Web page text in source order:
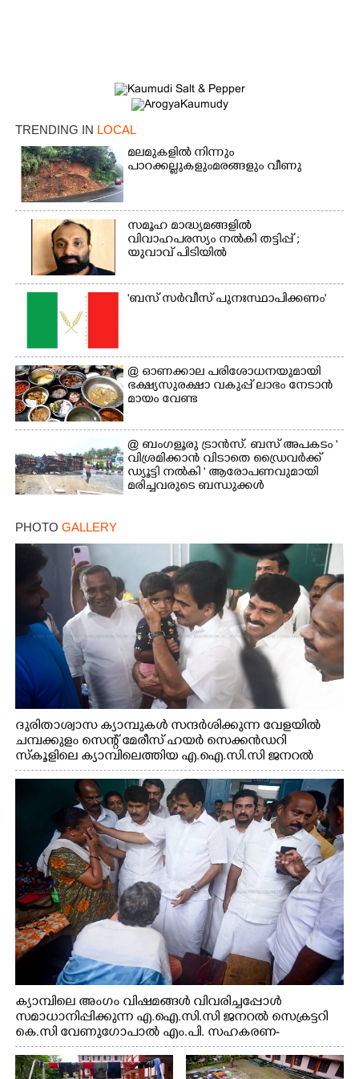
TRENDING IN LOCAL
മലമുകളിൽ നിന്നും
പാറക്കല്ലുകളുംമരങ്ങളും വീണു
സമൂഹ മാദ്ധ്യമങ്ങളിൽ
വിവാഹപരസ്യം നൽകി തട്ടിപ്പ് ;
യുവാവ് പിടിയിൽ
'ബസ് സർവീസ് പുനഃസ്ഥാപിക്കണം'
@​​​​​​​ ഓണക്കാല പരിശോധനയുമായി
ഭക്ഷ്യസുരക്ഷാ വകുപ്പ് ലാഭം നേടാൻ
മായം വേണ്ട
@ ബംഗളൂരു ട്രാൻസ്. ബസ് അപകടം '
വി​ശ്ര​മിക്കാൻ വിടാതെ ഡ്രൈ​വ​ർ​ക്ക്
ഡ്യൂട്ടി നൽകി ' ആരോപണവുമായി
മരിച്ചവരുടെ ബന്ധുക്കൾ
PHOTO GALLERY
ദുരിതാശ്വാസ ക്യാമ്പുകൾ സന്ദർശിക്കുന്ന വേളയിൽ
ചമ്പക്കുളം സെന്റ് മേരീസ് ഹയർ സെക്കൻഡറി
സ്കൂളിലെ ക്യാമ്പിലെത്തിയ എ.ഐ.സി.സി ജനറൽ
സെക്രട്ടറി കെ.സി വേണുഗോപാൽ എം.പി കുരുന്നിനെ
എടുത്ത് ലാളിച്ചപ്പോൾ. സഹകരണ-എക്സൈസ്
വകുപ്പ് മന്ത്രി എം. ലിജു, കൃഷിവകുപ്പ് മന്ത്രി ടി. സിദ്ദിഖ്,
റെജി ചെറിയാൻ എം. എൽ. എ എന്നിവർ സമീപം
ക്യാമ്പിലെ അംഗം വിഷമങ്ങൾ വിവരിച്ചപ്പോൾ
സമാധാനിപ്പിക്കുന്ന എ.ഐ.സി.സി ജനറൽ സെക്രട്ടറി
കെ.സി വേണുഗോപാൽ എം.പി. സഹകരണ-
എക്സൈസ് വകുപ്പ് മന്ത്രി എം. ലിജു, എന്നിവർ
Copy Link